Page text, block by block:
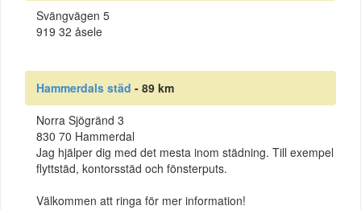
Svängvägen 5
919 32 åsele
Hammerdals städ - 89 km
Norra Sjögränd 3
830 70 Hammerdal
Jag hjälper dig med det mesta inom städning. Till exempel
flyttstäd, kontorsstäd och fönsterputs.
Välkommen att ringa för mer information!